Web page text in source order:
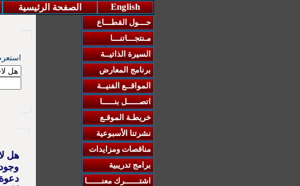
English الصفحة الرئيسية
حـــول القطـــاع
مـنتجـــاتنـــا
السيرة الذاتيــة
برنامج المعارض
المواقــع الفنيــة
اتصـــــل بنـــــا
خريطـة الموقـع
نشرتنا الأسبوعية
مناقصات ومزايدات
برامج تدريبية
اشتــــــرك معنــــــا